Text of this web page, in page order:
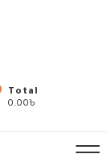
Total
0.00৳